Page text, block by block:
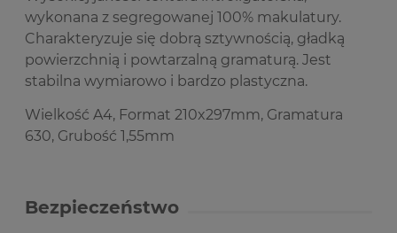
wykonana z segregowanej 100% makulatury.
Charakteryzuje się dobrą sztywnością, gładką
powierzchnią i powtarzalną gramaturą. Jest
stabilna wymiarowo i bardzo plastyczna.
Wielkość A4, Format 210x297mm, Gramatura
630, Grubość 1,55mm
Bezpieczeństwo